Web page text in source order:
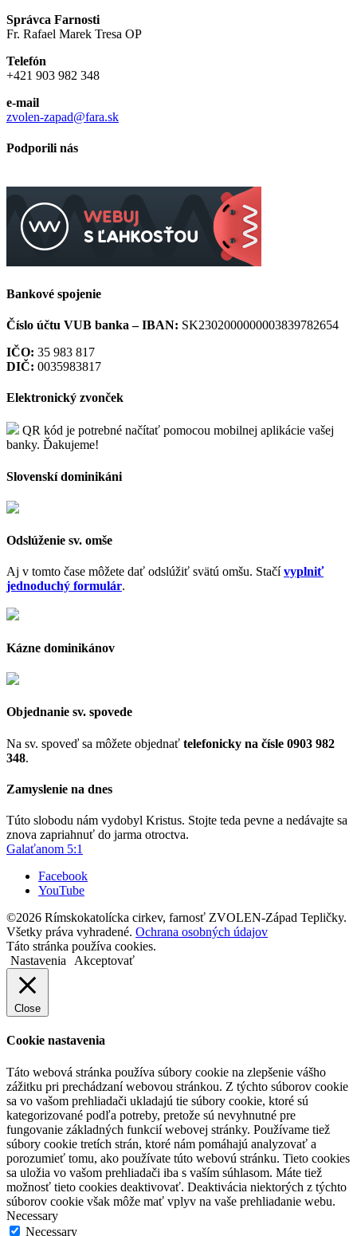
Správca Farnosti
Fr. Rafael Marek Tresa OP
Telefón
+421 903 982 348
e-mail
zvolen-zapad@fara.sk
Podporili nás
Bankové spojenie
Číslo účtu VUB banka –IBAN: SK2302000000003839782654
IČO: 35 983 817
DIČ: 0035983817
Elektronický zvonček
QR kód je potrebné načítať pomocou mobilnej aplikácie vašej
banky. Ďakujeme!
Slovenskí dominikáni
Odslúženie sv. omše
Aj v tomto čase môžete dať odslúžiť svätú omšu. Stačívyplniť
jednoduchý formulár.
Kázne dominikánov
Objednanie sv. spovede
Na sv. spoveď sa môžete objednať telefonicky na čísle 0903 982
348.
Zamyslenie na dnes
Túto slobodu nám vydobyl Kristus. Stojte teda pevne a nedávajte sa
znova zapriahnuť do jarma otroctva.
Galaťanom 5:1
Facebook
YouTube
©2026 Rímskokatolícka cirkev, farnosť ZVOLEN-Západ Tepličky.
Všetky práva vyhradené. Ochrana osobných údajov
Táto stránka používa cookies.
Nastavenia
Akceptovať
Close
Cookie nastavenia
Táto webová stránka používa súbory cookie na zlepšenie vášho
zážitku pri prechádzaní webovou stránkou. Z týchto súborov cookie
sa vo vašom prehliadači ukladajú tie súbory cookie, ktoré sú
kategorizované podľa potreby, pretože sú nevyhnutné pre
fungovanie základných funkcií webovej stránky. Používame tiež
súbory cookie tretích strán, ktoré nám pomáhajú analyzovať a
porozumieť tomu, ako používate túto webovú stránku. Tieto cookies
sa uložia vo vašom prehliadači iba s vaším súhlasom. Máte tiež
možnosť tieto cookies deaktivovať. Deaktivácia niektorých z týchto
súborov cookie však môže mať vplyv na vaše prehliadanie webu.
Necessary
Necessary